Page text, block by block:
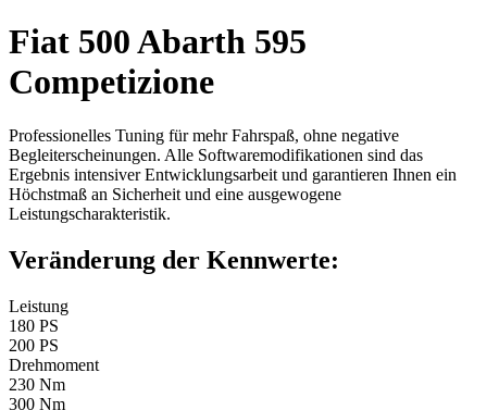
Fiat 500 Abarth 595
Competizione
Professionelles Tuning für mehr Fahrspaß, ohne negative
Begleiterscheinungen. Alle Softwaremodifikationen sind das
Ergebnis intensiver Entwicklungsarbeit und garantieren Ihnen ein
Höchstmaß an Sicherheit und eine ausgewogene
Leistungscharakteristik.
Veränderung der Kennwerte:
Leistung
180 PS
200 PS
Drehmoment
230 Nm
300 Nm